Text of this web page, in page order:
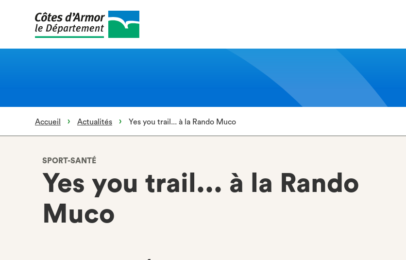
Accueil Actualités Yes you trail... à la Rando Muco
SPORT-SANTÉ
Yes you trail... à la Rando
Muco